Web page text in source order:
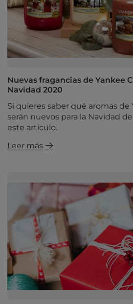
Nuevas fragancias de Yankee
Navidad 2020
Si quieres saber qué aromas de
serán nuevos para la Navidad
este artículo.
Leer más